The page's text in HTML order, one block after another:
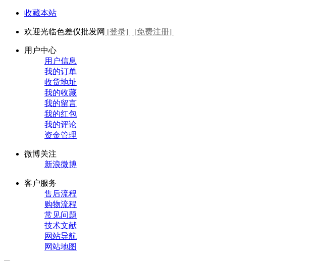
收藏本站
欢迎光临色差仪批发网 [登录] [免费注册]
用户中心
用户信息
我的订单
收货地址
我的收藏
我的留言
我的红包
我的评论
资金管理
微博关注
新浪微博
客户服务
售后流程
购物流程
常见问题
技术文献
网站导航
网站地图